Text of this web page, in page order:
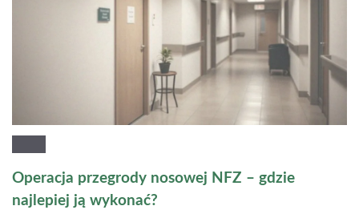
Operacja przegrody nosowej NFZ – gdzie
najlepiej ją wykonać?